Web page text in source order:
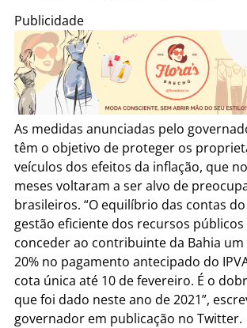
Publicidade
As medidas anunciadas pelo
têm o objetivo de proteger os
veículos dos efeitos da inflação, que
meses voltaram a ser alvo de
brasileiros. “O equilíbrio das contas
gestão eficiente dos recursos
conceder ao contribuinte da Bahia
20% no pagamento antecipado do
cota única até 10 de fevereiro. É o
que foi dado neste ano de 2021”,
governador em publicação no Twitter.